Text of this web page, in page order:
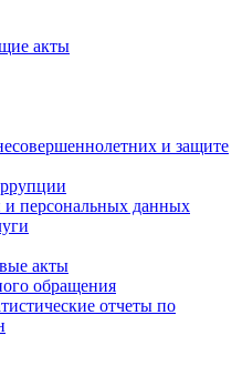
акты
и защите
персональных данных
акты
обращения
отчеты по